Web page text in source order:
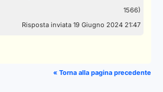
1566)
Risposta inviata 19 Giugno 2024 21:47
« Torna alla pagina precedente